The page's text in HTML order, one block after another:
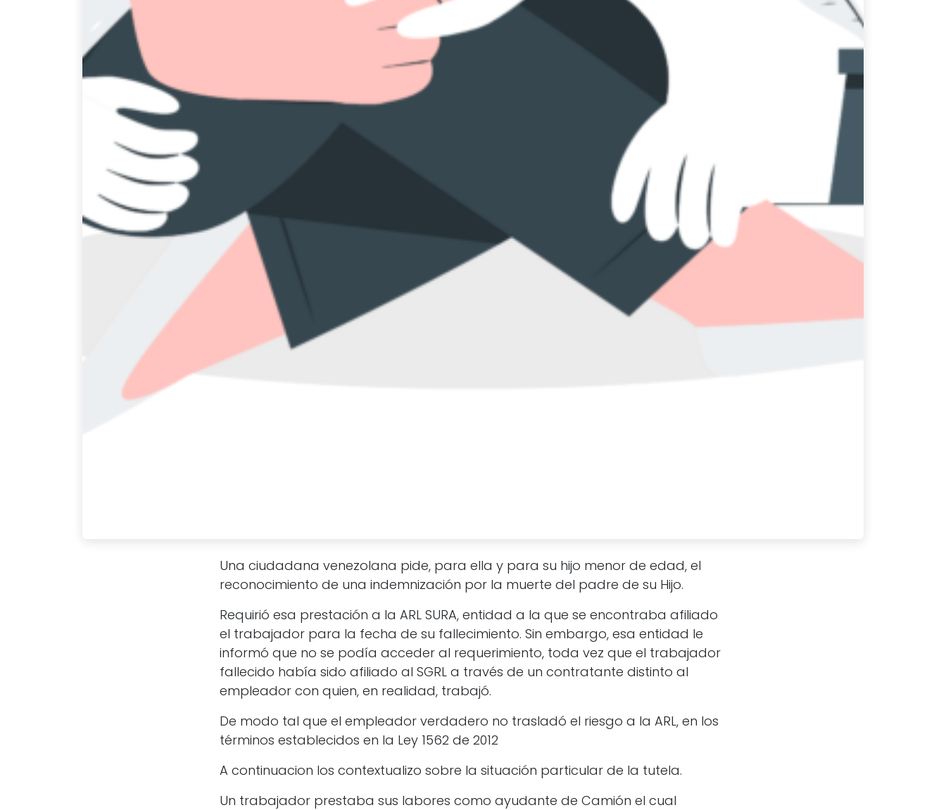
Una ciudadana venezolana pide, para ella y para su hijo menor de edad, el
reconocimiento de una indemnización por la muerte del padre de su Hijo.
Requirió esa prestación a la ARL SURA, entidad a la que se encontraba afiliado
el trabajador para la fecha de su fallecimiento. Sin embargo, esa entidad le
informó que no se podía acceder al requerimiento, toda vez que el trabajador
fallecido había sido afiliado al SGRL a través de un contratante distinto al
empleador con quien, en realidad, trabajó.
De modo tal que el empleador verdadero no trasladó el riesgo a la ARL, en los
términos establecidos en la Ley 1562 de 2012
A continuacion los contextualizo sobre la situación particular de la tutela.
Un trabajador prestaba sus labores como ayudante de Camión el cual